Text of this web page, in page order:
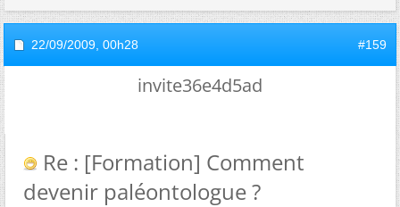
22/09/2009, 00h28 #159
invite36e4d5ad
Re : [Formation] Comment
devenir paléontologue ?